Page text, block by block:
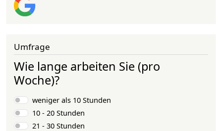
Umfrage
Wie lange arbeiten Sie (pro
Woche)?
Auswahlmöglichkeiten
weniger als 10 Stunden
10 - 20 Stunden
21 - 30 Stunden